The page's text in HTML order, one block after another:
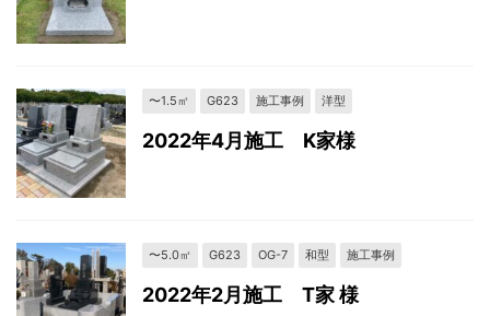
〜1.5㎡ G623 施工事例 洋型
2022年4月施工 K家様
〜5.0㎡ G623 OG-7 和型 施工事例
2022年2月施工 T家 様